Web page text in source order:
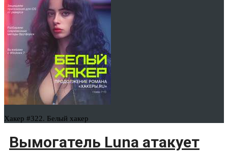
Хакер #322. Белый хакер
Вымогатель Luna атакует